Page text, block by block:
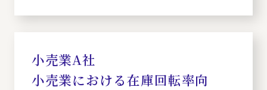
小売業A社
小売業における在庫回転率向